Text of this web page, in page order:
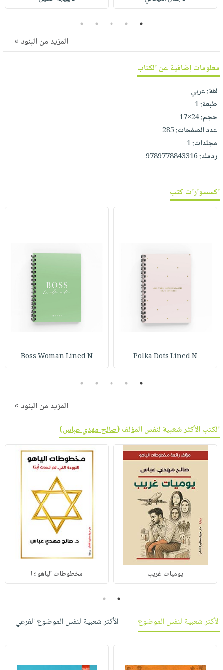
صابون
فيديوهات
طرحها
خدمات
نيل
وفرات
انشر
كتابك
تواصل
معنا
نشرة
الإصدارات
1
2
3
4
5
المزيد من البنود »
معلومات إضافية عن الكتاب
لغة:عربي
طبعة:1
حجم:24×17
عدد الصفحات:285
مجلدات:1
ردمك:9789778843316
اكسسوارات كتب
Polka Dots Lined N
Boss Woman Lined N
1
2
3
4
5
المزيد من البنود »
الكتب الأكثر شعبية لنفس المؤلف (صالح مهدي عباس)
يوميات غريب مخطوطات الياهو ؛ ا
1
2
الأكثر شعبية لنفس الموضوع
الأكثر شعبية لنفس الموضوع الفرعي